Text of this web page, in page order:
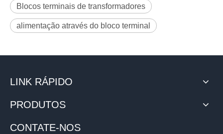
Blocos terminais de transformadores
alimentação através do bloco terminal
LINK RÁPIDO
PRODUTOS
CONTATE-NOS